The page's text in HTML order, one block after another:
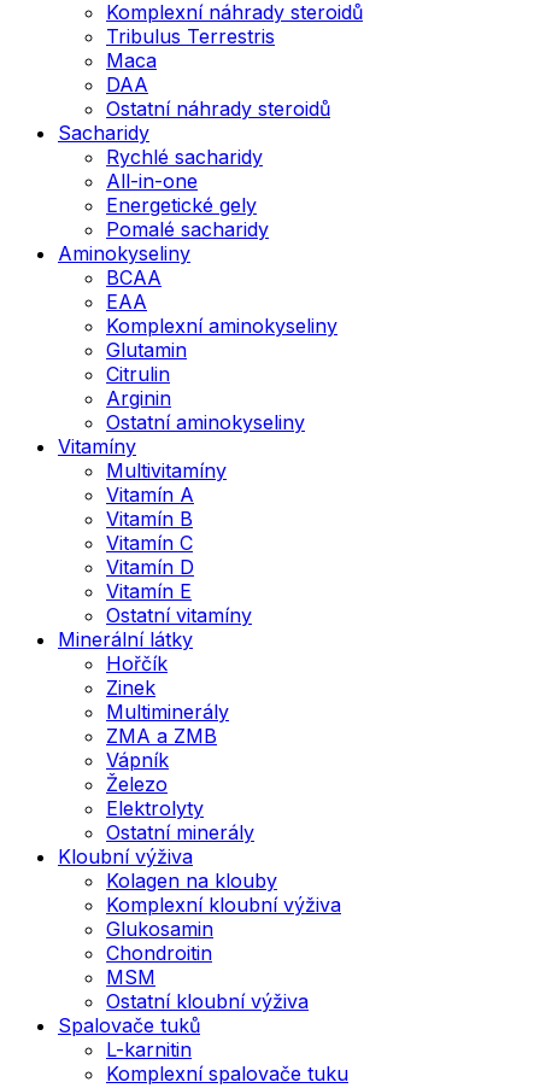
Komplexní náhrady steroidů
Tribulus Terrestris
Maca
DAA
Ostatní náhrady steroidů
Sacharidy
Rychlé sacharidy
All-in-one
Energetické gely
Pomalé sacharidy
Aminokyseliny
BCAA
EAA
Komplexní aminokyseliny
Glutamin
Citrulin
Arginin
Ostatní aminokyseliny
Vitamíny
Multivitamíny
Vitamín A
Vitamín B
Vitamín C
Vitamín D
Vitamín E
Ostatní vitamíny
Minerální látky
Hořčík
Zinek
Multiminerály
ZMA a ZMB
Vápník
Železo
Elektrolyty
Ostatní minerály
Kloubní výživa
Kolagen na klouby
Komplexní kloubní výživa
Glukosamin
Chondroitin
MSM
Ostatní kloubní výživa
Spalovače tuků
L-karnitin
Komplexní spalovače tuku